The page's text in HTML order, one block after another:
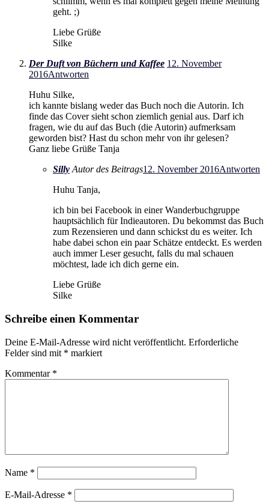
geht. ;)
Liebe Grüße
Silke
Der Duft von Büchern und Kaffee 12. November
2016Antworten
Huhu Silke,
ich kannte bislang weder das Buch noch die Autorin. Ich
finde das Cover sieht schon ziemlich genial aus. Darf ich
fragen, wie du auf das Buch (die Autorin) aufmerksam
geworden bist? Hast du schon mehr von ihr gelesen?
Ganz liebe Grüße Tanja
Silly Autor des Beitrags12. November 2016Antworten
Huhu Tanja,
ich bin bei Facebook in einer Wanderbuchgruppe
hauptsächlich für Indieautoren. Du bekommst das Buch
zum Rezensieren und dann schickst du es weiter. Ich
habe dabei schon ein paar Schätze entdeckt. Es werden
auch immer Leser gesucht, falls du mal schauen
möchtest, lade ich dich gerne ein.
Liebe Grüße
Silke
Schreibe einen Kommentar
Deine E-Mail-Adresse wird nicht veröffentlicht. Erforderliche
Felder sind mit * markiert
Kommentar *
Name *
E-Mail-Adresse *